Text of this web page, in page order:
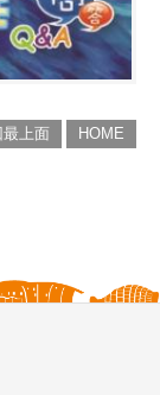
最上面 HOME